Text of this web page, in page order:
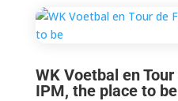
WK Voetbal en
IPM, the place to be